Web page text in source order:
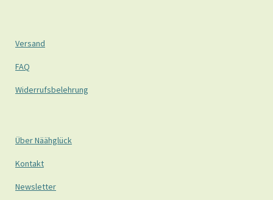
Versand
FAQ
Widerrufsbelehrung
Über Näähglück
Kontakt
Newsletter